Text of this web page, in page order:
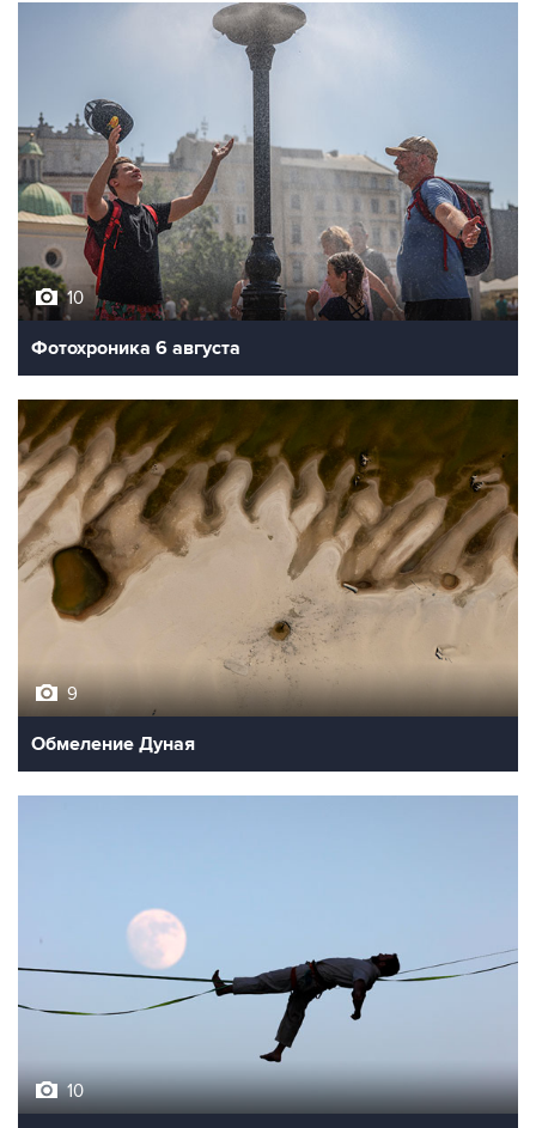
10
Фотохроника 6 августа
9
Обмеление Дуная
10